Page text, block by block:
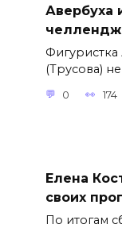
Авербуха
Фигуристка
(Трусова)
0 174
Елена
своих
По итогам